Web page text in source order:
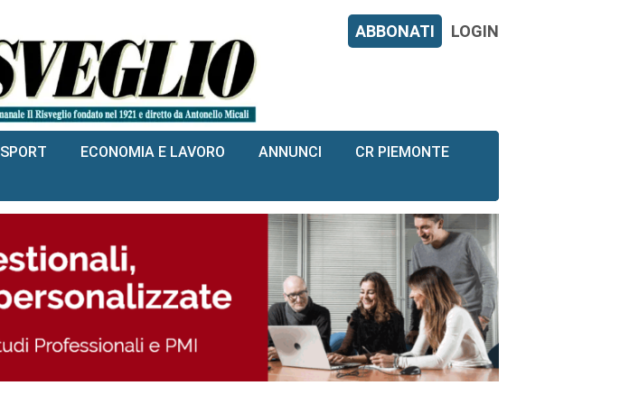
ABBONATI LOGIN
SPORT ECONOMIA E LAVORO ANNUNCI CR PIEMONTE